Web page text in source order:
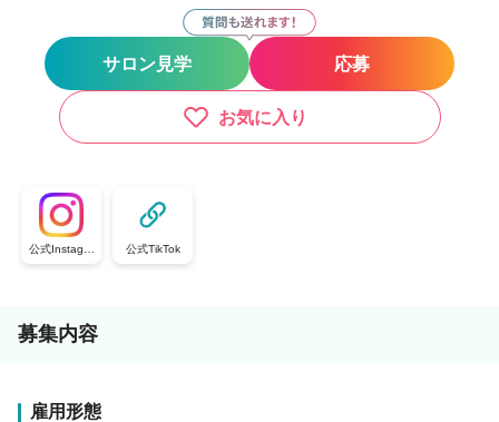
サロン見学 応募
お気に入り
公式Instagra
m
公式TikTok
募集内容
雇用形態